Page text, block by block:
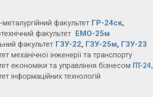
металургійний факультет ГР-24ск,
факультет ЕМО-25м
факультет ГЗУ-22, ГЗУ-25м, ГЗУ-23
механічної інженерії та транспорту
економіки та управління бізнесом ПТ-24,
інформаційних технологій